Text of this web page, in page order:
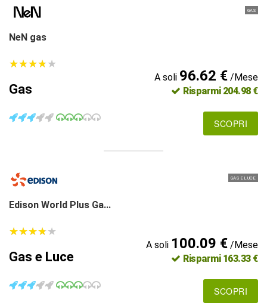
GAS
NeN gas
★★★★★
★★★★★
Gas
A soli 96.62 €/Mese
Risparmi 204.98 €
SCOPRI
GAS E LUCE
Edison World Plus Ga...
★★★★★
★★★★★
Gas e Luce
A soli 100.09 €/Mese
Risparmi 163.33 €
SCOPRI